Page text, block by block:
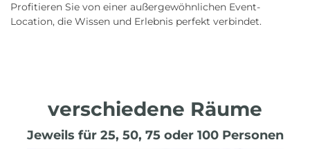
Profitieren Sie von einer außergewöhnlichen Event-
Location, die Wissen und Erlebnis perfekt verbindet.
verschiedene Räume
Jeweils für 25, 50, 75 oder 100 Personen